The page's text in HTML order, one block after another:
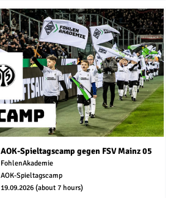
AOK-Spieltagscamp gegen FSV Mainz 05
FohlenAkademie
AOK-Spieltagscamp
19.09.2026 (about 7 hours)